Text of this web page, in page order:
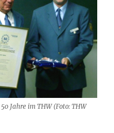
Jahre im THW (Foto: THW